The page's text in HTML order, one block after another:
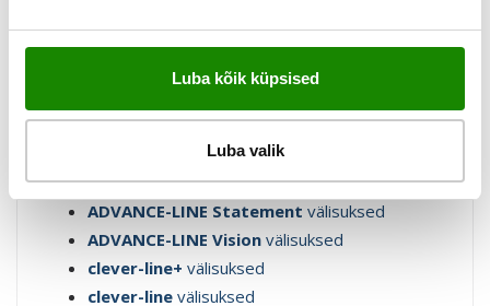
Luba kõik küpsised
Luba valik
VÄLISUKSED
ADVANCE-LINE Classicvälisuksed
ADVANCE-LINE Nordicvälisuksed
ADVANCE-LINE Statement välisuksed
ADVANCE-LINE Vision välisuksed
clever-line+ välisuksed
clever-line välisuksed